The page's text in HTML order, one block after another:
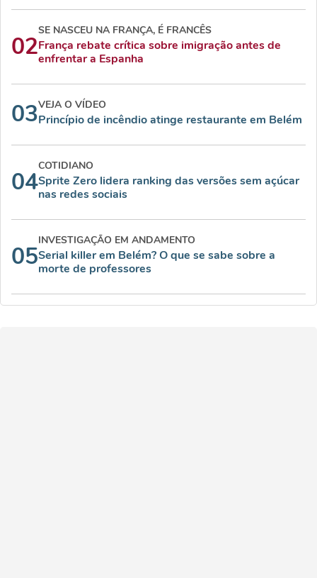
02
SE NASCEU NA FRANÇA, É FRANCÊS
França rebate crítica sobre imigração antes de
enfrentar a Espanha
03VEJA O VÍDEO
Princípio de incêndio atinge restaurante em Belém
04
COTIDIANO
Sprite Zero lidera ranking das versões sem açúcar
nas redes sociais
05
INVESTIGAÇÃO EM ANDAMENTO
Serial killer em Belém? O que se sabe sobre a
morte de professores